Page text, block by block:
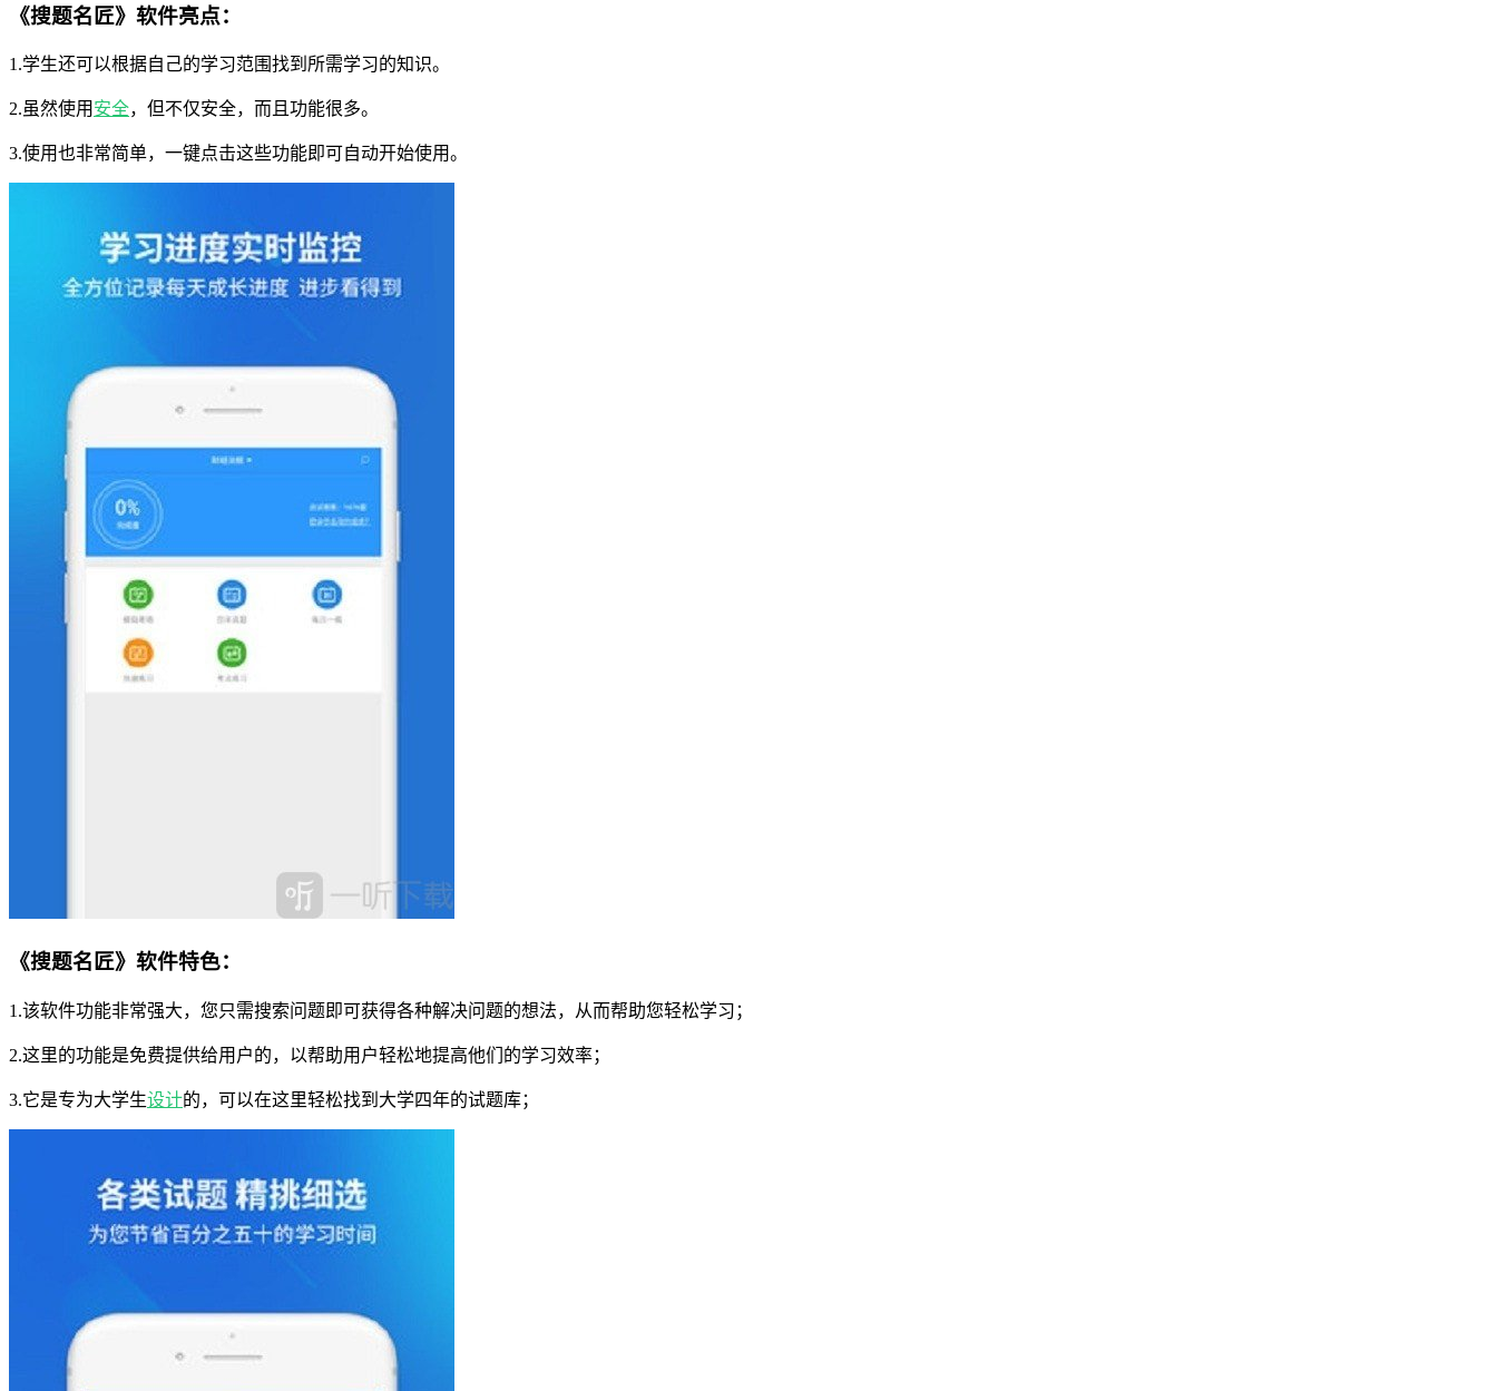
《搜题名匠》软件亮点：
1.学生还可以根据自己的学习范围找到所需学习的知识。
2.虽然使用 安全，但不仅安全，而且功能很多。
3.使用也非常简单，一键点击这些功能即可自动开始使用。
《搜题名匠》软件特色：
1.该软件功能非常强大，您只需搜索问题即可获得各种解决问题的想法，从而帮助您轻松学习；
2.这里的功能是免费提供给用户的，以帮助用户轻松地提高他们的学习效率；
3.它是专为大学生设计的，可以在这里轻松找到大学四年的试题库；